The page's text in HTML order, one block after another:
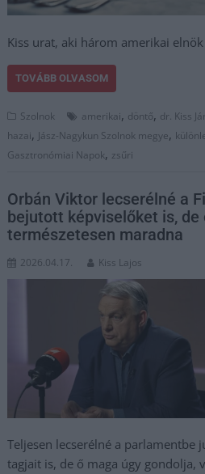
Kiss urat, aki három amerikai
TOVÁBB OLVASOM
Szolnok amerikai, döntő, dr. Kiss
hazai, Jász-Nagykun Szolnok megye,
Gasztronómiai Napok, zsűri
Orbán Viktor lecserélné a
bejutott képviselőket is, de
természetesen maradna
2026.04.17. Kiss Lajos
Teljesen lecserélné a parlamentbe
tagjait is, de ő maga úgy gondolja,